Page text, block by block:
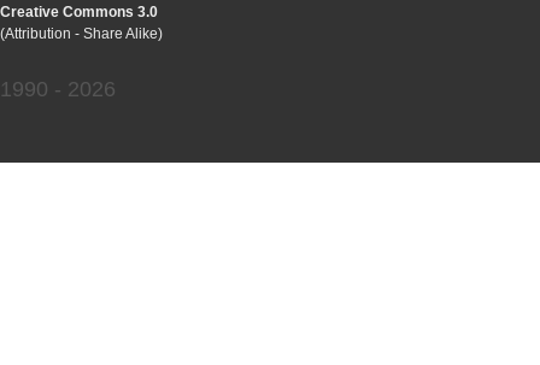
Creative Commons 3.0
(Attribution - Share Alike)
1990 - 2026